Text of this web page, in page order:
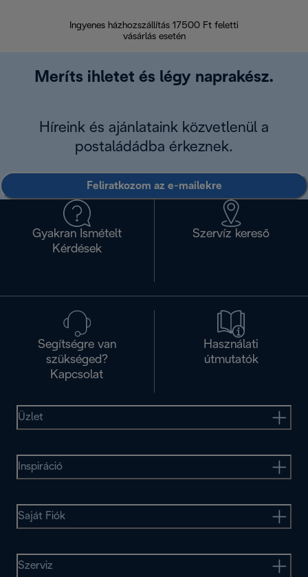
Ingyenes házhozszállítás 17500 Ft feletti
vásárlás esetén
Meríts ihletet és légy naprakész.
Híreink és ajánlataink közvetlenül a
postaládádba érkeznek.
Feliratkozom az e-mailekre
Gyakran Ismételt
Kérdések
Szervíz kereső
Segítségre van
szükséged?
Kapcsolat
Használati
útmutatók
Üzlet
Inspiráció
Saját Fiók
Szerviz